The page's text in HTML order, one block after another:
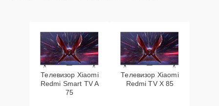
Телевизор Xiaomi
Redmi Smart TV A
75
Телевизор Xiaomi
Redmi TV X 85